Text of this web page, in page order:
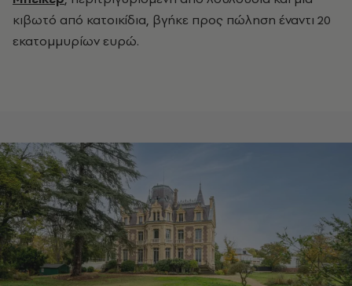
κιβωτό από κατοικίδια, βγήκε προς πώληση έναντι 20
εκατομμυρίων ευρώ.